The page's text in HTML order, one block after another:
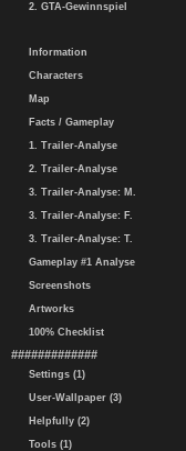
2. GTA-Gewinnspiel
Information
Characters
Map
Facts / Gameplay
1. Trailer-Analyse
2. Trailer-Analyse
3. Trailer-Analyse: M.
3. Trailer-Analyse: F.
3. Trailer-Analyse: T.
Gameplay #1 Analyse
Screenshots
Artworks
100% Checklist
#############
Settings (1)
User-Wallpaper (3)
Helpfully (2)
Tools (1)